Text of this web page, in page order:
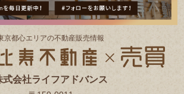
京都⼼エリアの不動産販売情報
式会社ライフアドバンス